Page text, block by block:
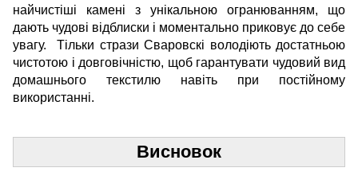
найчистіші камені з унікальною огранюванням, що
дають чудові відблиски і моментально приковує до себе
увагу. Тільки стрази Сваровскі володіють достатньою
чистотою і довговічністю, щоб гарантувати чудовий вид
домашнього текстилю навіть при постійному
використанні.
Висновок